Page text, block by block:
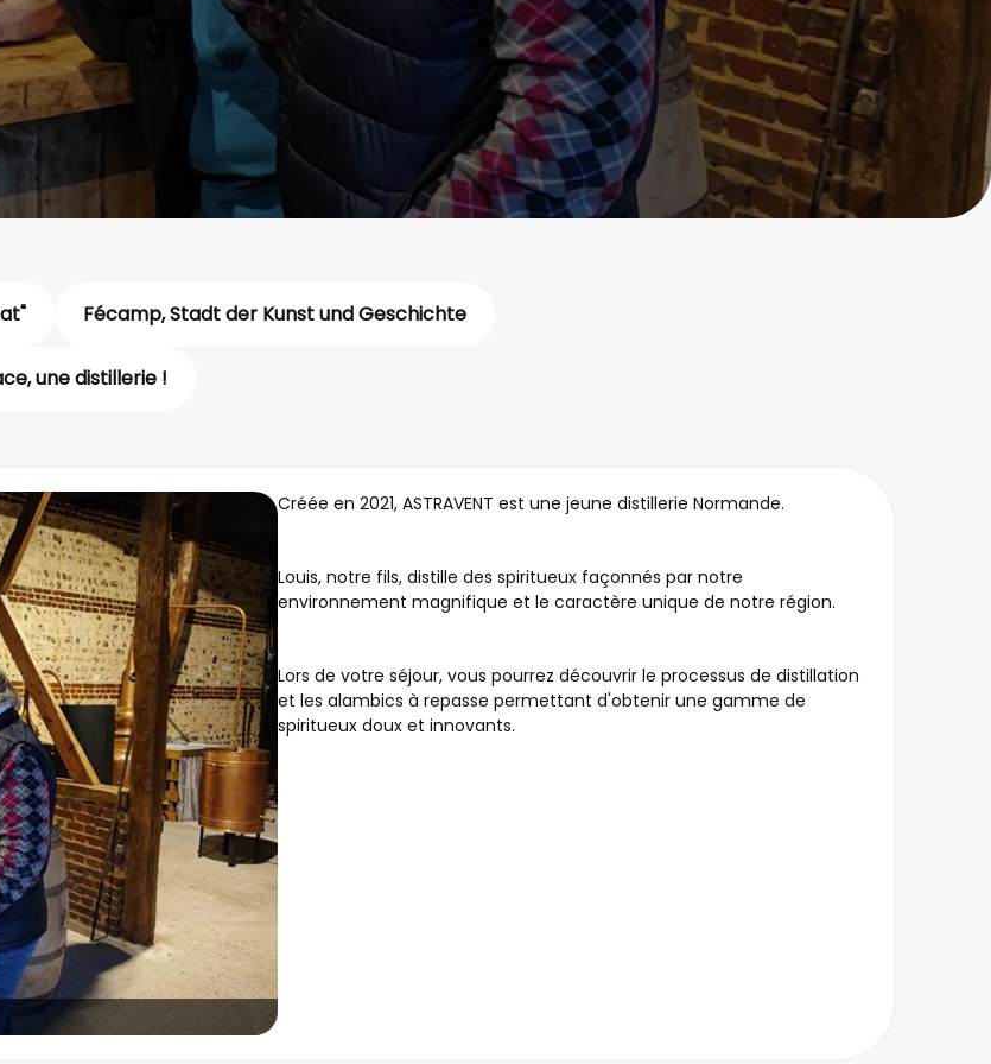
Fécamp, Stadt der Kunst und Geschichte
une distillerie !
Créée en 2021, ASTRAVENT est une jeune distillerie Normande.
Louis, notre fils, distille des spiritueux façonnés par notre
environnement magnifique et le caractère unique de notre région.
Lors de votre séjour, vous pourrez découvrir le processus de distillation
et les alambics à repasse permettant d'obtenir une gamme de
spiritueux doux et innovants.